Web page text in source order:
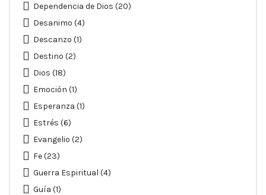
Dependencia de Dios (20)
Desanimo (4)
Descanzo (1)
Destino (2)
Dios (18)
Emoción (1)
Esperanza (1)
Estrés (6)
Evangelio (2)
Fe(23)
Guerra Espiritual (4)
Guía (1)